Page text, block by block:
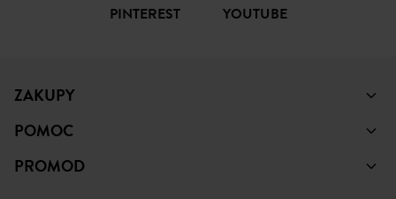
PINTEREST YOUTUBE
ZAKUPY
POMOC
PROMOD